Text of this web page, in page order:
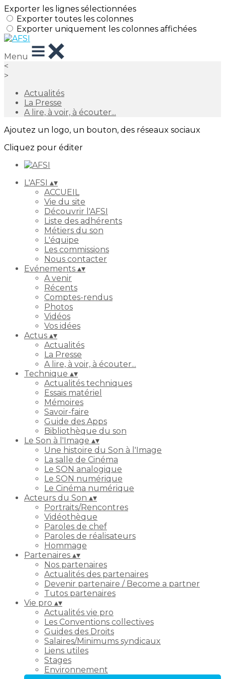
Exporter les lignes sélectionnées
Exporter toutes les colonnes
Exporter uniquement les colonnes affichées
Menu
<
>
Actualités
La Presse
A lire, à voir, à écouter...
Ajoutez un logo, un bouton, des réseaux sociaux
Cliquez pour éditer
L'AFSI ▴▾
ACCUEIL
Vie du site
Découvrir l'AFSI
Liste des adhérents
Métiers du son
L'équipe
Les commissions
Nous contacter
Evénements ▴▾
A venir
Récents
Comptes-rendus
Photos
Vidéos
Vos idées
Actus ▴▾
Actualités
La Presse
A lire, à voir, à écouter...
Technique ▴▾
Actualités techniques
Essais matériel
Mémoires
Savoir-faire
Guide des Apps
Bibliothèque du son
Le Son à l'Image ▴▾
Une histoire du Son à l'Image
La salle de Cinéma
Le SON analogique
Le SON numérique
Le Cinéma numérique
Acteurs du Son ▴▾
Portraits/Rencontres
Vidéothèque
Paroles de chef
Paroles de réalisateurs
Hommage
Partenaires ▴▾
Nos partenaires
Actualités des partenaires
Devenir partenaire / Become a partner
Tutos partenaires
Vie pro ▴▾
Actualités vie pro
Les Conventions collectives
Guides des Droits
Salaires/Minimums syndicaux
Liens utiles
Stages
Environnement